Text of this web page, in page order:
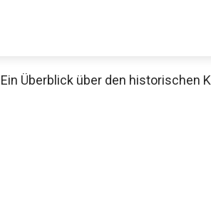
Überblick über den historischen
Schaue dir jetzt die meistverkauften